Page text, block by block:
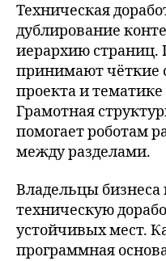
Техническая
дублирование
иерархию страниц.
принимают чёткие
проекта и
Грамотная
помогает роботам
между разделами.
Владельцы бизнеса
техническую
устойчивых мест.
программная